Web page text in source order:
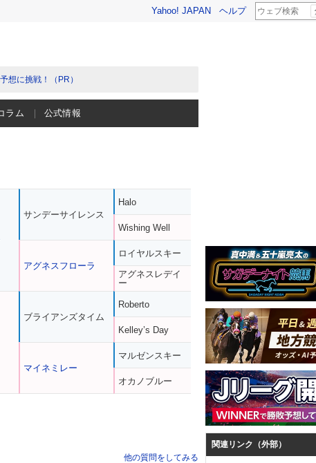
Yahoo! JAPAN ヘルプ
想に挑戦！（PR）
ラム 公式情報
サンデーサイレンス
アグネスフローラ
ブライアンズタイム
マイネミレー
Halo
Wishing Well
ロイヤルスキー
アグネスレデイ
ー
Roberto
Kelley’s Day
マルゼンスキー
オカノブルー
他の質問をしてみる
関連リンク（外部）